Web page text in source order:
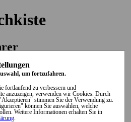
und des Landkreises...
um fortzufahren.
fortlaufend zu verbessern und
anzuzeigen, verwenden wir Cookies. Durch
stimmen Sie der Verwendung zu.
können Sie auswählen, welche
Weitere Informationen erhalten Sie in
.